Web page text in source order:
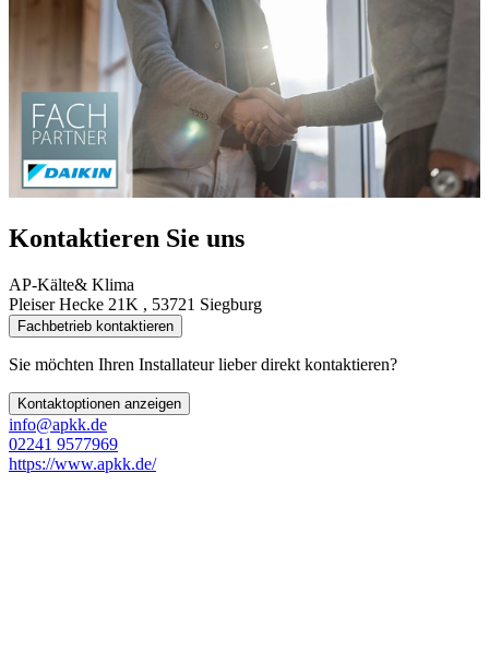
Kontaktieren Sie uns
AP-Kälte& Klima
Pleiser Hecke 21K , 53721 Siegburg
Fachbetrieb kontaktieren
Sie möchten Ihren Installateur lieber direkt kontaktieren?
Kontaktoptionen anzeigen
info@apkk.de
02241 9577969
https://www.apkk.de/